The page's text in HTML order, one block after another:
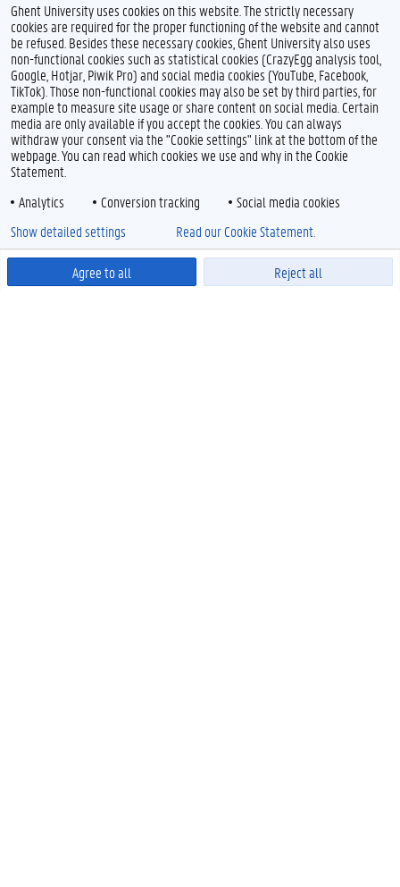
Ghent University uses cookies on this website. The strictly necessary
cookies are required for the proper functioning of the website and cannot
be refused. Besides these necessary cookies, Ghent University also uses
non-functional cookies such as statistical cookies (CrazyEgg analysis tool,
Google, Hotjar, Piwik Pro) and social media cookies (YouTube, Facebook,
TikTok). Those non-functional cookies may also be set by third parties, for
example to measure site usage or share content on social media. Certain
media are only available if you accept the cookies. You can always
withdraw your consent via the "Cookie settings" link at the bottom of the
webpage. You can read which cookies we use and why in the Cookie
Statement.
Analytics
Conversion tracking Social media cookies
Agree to all Reject all
Show detailed settings Read our Cookie Statement.